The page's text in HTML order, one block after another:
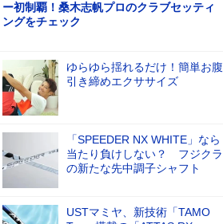
ー初制覇！桑木志帆プロのクラブセッティ
ングをチェック
ゆらゆら揺れるだけ！簡単お腹
引き締めエクササイズ
「SPEEDER NX WHITE」なら
当たり負けしない？ フジクラ
の新たな先中調子シャフト
USTマミヤ、新技術「TAMO